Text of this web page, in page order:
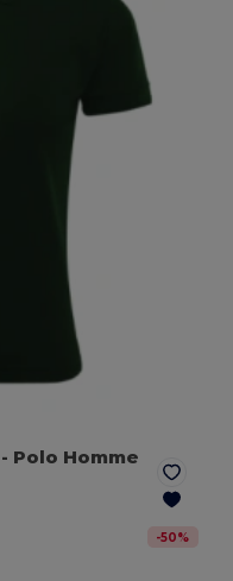
- Polo Homme
-50%